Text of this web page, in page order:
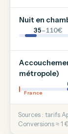
Nuit en
35–110€
métropole)
France
Sources : tarifs
Conversions ≈ 1